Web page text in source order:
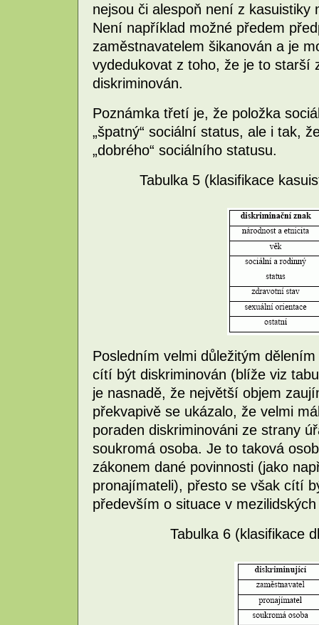
nejsou či alespoň není z
Není například možné předem
zaměstnavatelem šikanován a je
vydedukovat z toho, že je to starší
diskriminován.
Poznámka třetí je, že položka
„špatný“ sociální status, ale i tak,
„dobrého“ sociálního statusu.
Tabulka 5 (klasifikace
Posledním velmi důležitým
cítí být diskriminován (blíže viz
je nasnadě, že největší objem
překvapivě se ukázalo, že velmi
poraden diskriminováni ze strany
soukromá osoba. Je to taková
zákonem dané povinnosti (jako
pronajímateli), přesto se však cítí
především o situace v
Tabulka 6 (klasifikace